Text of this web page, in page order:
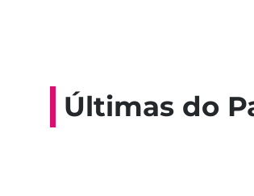
Últimas do